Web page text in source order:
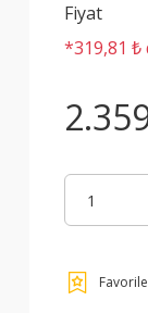
Fiyat
*319,81 ₺